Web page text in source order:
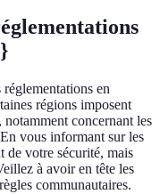
en
régions imposent
concernant les
vous informant sur les
de votre sécurité, mais
à avoir en tête les
communautaires.